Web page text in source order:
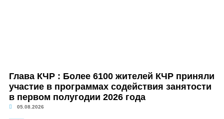
Глава КЧР : Более 6100 жителей КЧР приняли
участие в программах содействия занятости
в первом полугодии 2026 года
05.08.2026